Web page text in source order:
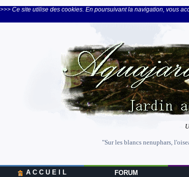
>>> Ce site utilise des cookies. En poursuivant la navigation, vous
"Sur les blancs nenuphars,
A C C U E I L FORUM